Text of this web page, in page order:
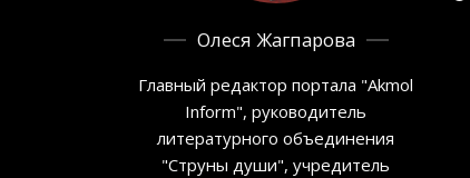
Олеся Жагпарова
Главный редактор портала "Akmol
Inform", руководитель
литературного объединения
"Струны души", учредитель